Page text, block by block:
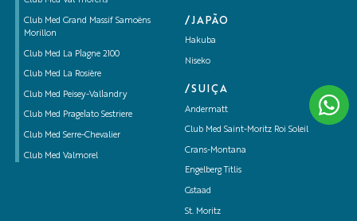
Club Med Grand Massif Samoëns
Morillon
Club Med La Plagne 2100
Club Med La Rosière
Club Med Peisey-Vallandry
Club Med Pragelato Sestriere
Club Med Serre-Chevalier
Club Med Valmorel
/JAPÃO
Hakuba
Niseko
/SUIÇA
Andermatt
Club Med Saint-Moritz Roi Soleil
Crans-Montana
Engelberg Titlis
Gstaad
St. Moritz